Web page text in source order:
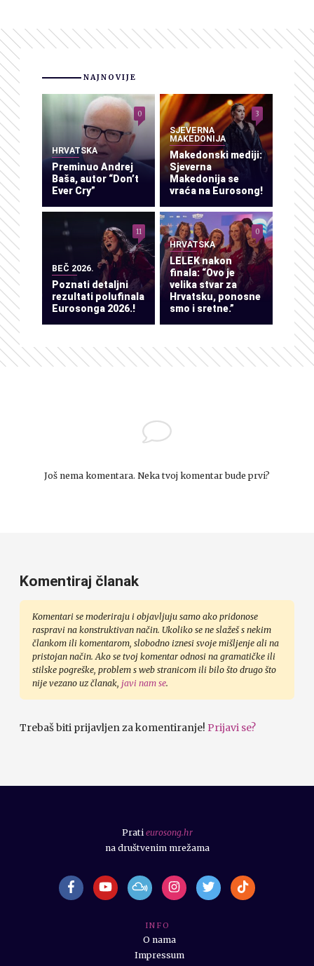
NAJNOVIJE
HRVATSKA
Preminuo Andrej
Baša, autor “Don’t
Ever Cry”
0
SJEVERNA
MAKEDONIJA
Makedonski mediji:
Sjeverna
Makedonija se
vraća na Eurosong!
3
BEČ 2026.
Poznati detaljni
rezultati polufinala
Eurosonga 2026.!
11
HRVATSKA
LELEK nakon
finala: “Ovo je
velika stvar za
Hrvatsku, ponosne
smo i sretne.”
0
Još nema komentara. Neka tvoj komentar bude prvi?
Komentiraj članak
Komentari se moderiraju i objavljuju samo ako pridonose
raspravi na konstruktivan način. Ukoliko se ne slažeš s nekim
člankom ili komentarom, slobodno iznesi svoje mišljenje ali na
pristojan način. Ako se tvoj komentar odnosi na gramatičke ili
stilske pogreške, problem s web stranicom ili bilo što drugo što
nije vezano uz članak, javi nam se.
Trebaš biti prijavljen za komentiranje! Prijavi se?
I N F O
O nama
Impressum
Prati eurosong.hr
na društvenim mrežama